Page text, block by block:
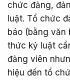
chức đảng,
luật. Tổ chức
báo (bằng văn
thức kỷ luật
đảng viên
hiệu đến tổ